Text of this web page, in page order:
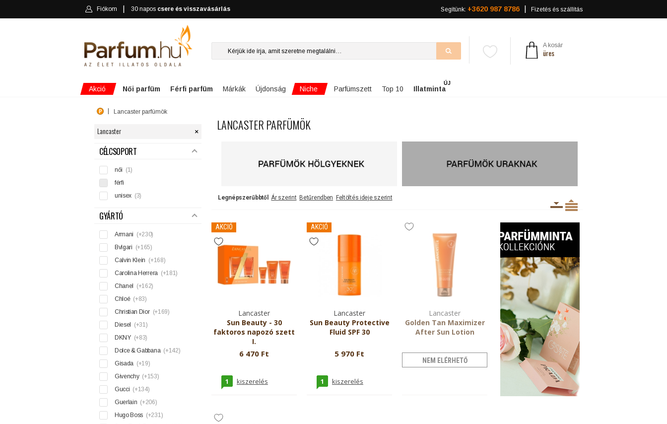
Fiókom 30 napos csere és visszavásárlás Segítünk: +3620 987 8786 Fizetés és szállítás
A kosár
üres
Akció Női parfüm Férfi parfüm Márkák Újdonság Niche Parfümszett Top 10 Illatminta
ÚJ
Lancaster parfümök
Lancaster ×
SZŰRÉS
CÉLCSOPORT
női (1)
férfi
unisex (3)
GYÁRTÓ
Armani (+230)
Bvlgari (+165)
Calvin Klein (+168)
Carolina Herrera (+181)
Chanel
(+162)
Chloé (+83)
Christian Dior (+169)
Diesel
(+31)
DKNY (+83)
Dolce & Gabbana (+142)
Gisada (+19)
Givenchy (+153)
Gucci (+134)
Guerlain (+206)
Hugo Boss (+231)
LANCASTER PARFÜMÖK
Legnépszerűbbtől Ár szerint Betűrendben Feltöltés ideje szerint
AKCIÓ
Lancaster
Sun Beauty - 30
faktoros napozó szett
I.
6 470 Ft
1 kiszerelés
AKCIÓ
Lancaster
Sun Beauty Protective
Fluid SPF 30
5 970 Ft
1 kiszerelés
Lancaster
Golden Tan Maximizer
After Sun Lotion
NEM ELÉRHETŐ